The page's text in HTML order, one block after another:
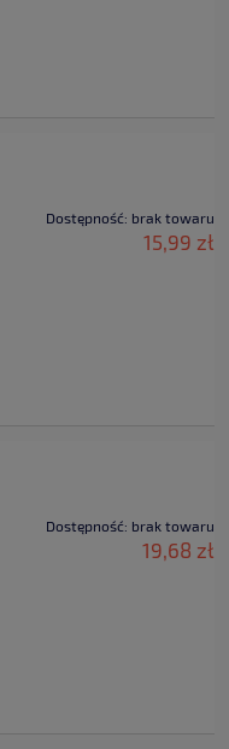
Dostępność: brak towaru
15,99 zł
Dostępność: brak towaru
19,68 zł